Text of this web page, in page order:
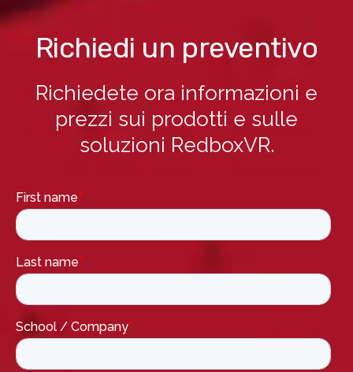
Richiedi un preventivo
Richiedete ora informazioni e
prezzi sui prodotti e sulle
soluzioni RedboxVR.